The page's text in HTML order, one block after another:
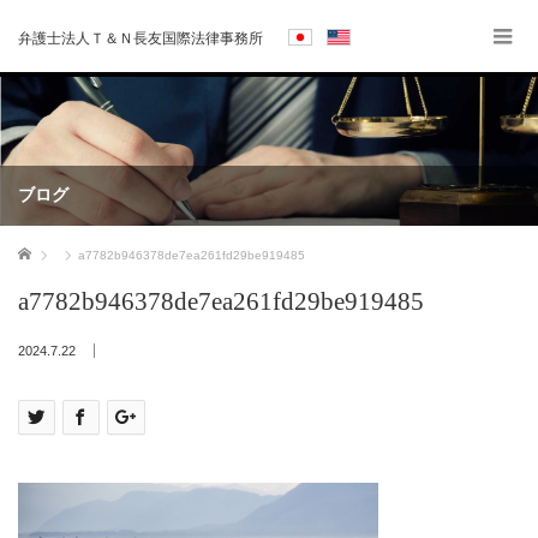
弁護士法人Ｔ＆Ｎ長友国際法律事務所
ブログ
ホーム a7782b946378de7ea261fd29be919485
a7782b946378de7ea261fd29be919485
2024.7.22